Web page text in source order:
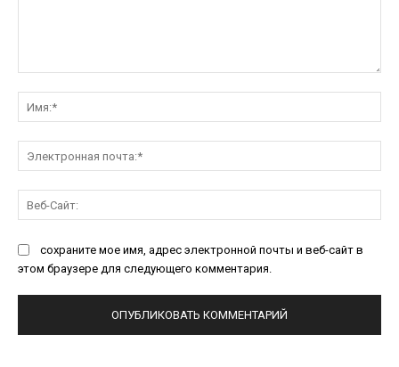
сохраните мое имя, адрес электронной почты и веб-сайт в
этом браузере для следующего комментария.